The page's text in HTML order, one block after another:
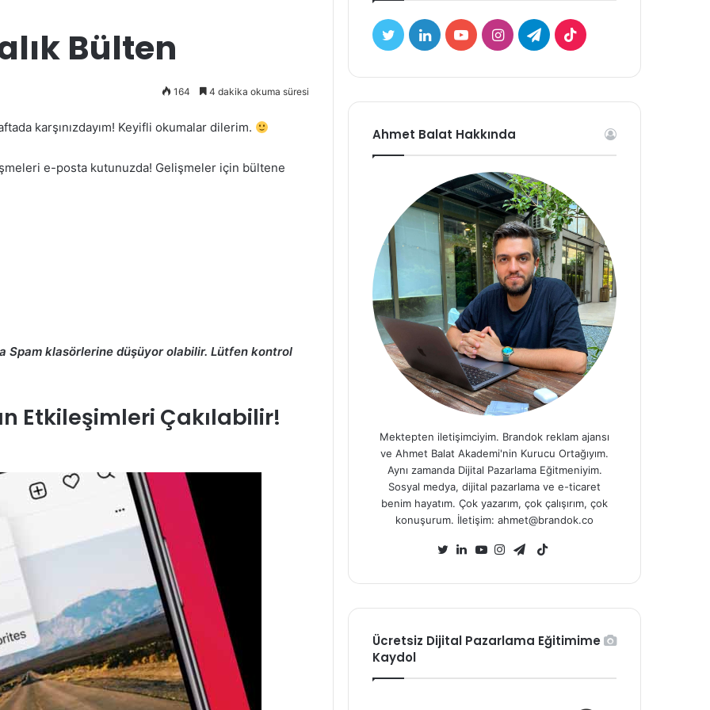
Bülten
164 4 dakika okuma süresi
karşınızdayım! Keyifli okumalar dilerim.
e-posta kutunuzda! Gelişmeler için bültene
Spam klasörlerine düşüyor olabilir. Lütfen kontrol
Etkileşimleri Çakılabilir!
TwitterLinkedInYouTubeInstagram
TelegramTikTok
Ahmet Balat Hakkında
Mektepten iletişimciyim. Brandok reklam ajansı
ve Ahmet Balat Akademi'nin Kurucu Ortağıyım.
Aynı zamanda Dijital Pazarlama Eğitmeniyim.
Sosyal medya, dijital pazarlama ve e-ticaret
benim hayatım. Çok yazarım, çok çalışırım, çok
konuşurum. İletişim: ahmet@brandok.co
TikTok
Ücretsiz Dijital Pazarlama Eğitimime
Kaydol